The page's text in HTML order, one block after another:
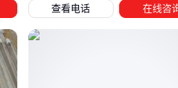
1200-1400℃的
量适中，既保证
查看电话 在线咨